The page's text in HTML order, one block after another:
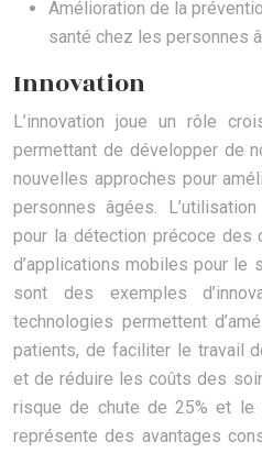
Amélioration de la
santé chez les personnes
Innovation
L’innovation joue un rôle
permettant de développer de
nouvelles approches pour
personnes âgées.
pour la détection précoce des
d’applications mobiles pour le
sont des exemples
technologies permettent
patients, de faciliter le travail
et de réduire les coûts des
risque de chute de 25% et le
représente des avantages